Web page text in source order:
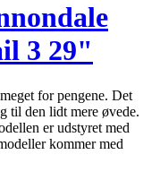
3 29"
– sort
for pengene. Det
til den lidt mere øvede.
er udstyret med
kommer med